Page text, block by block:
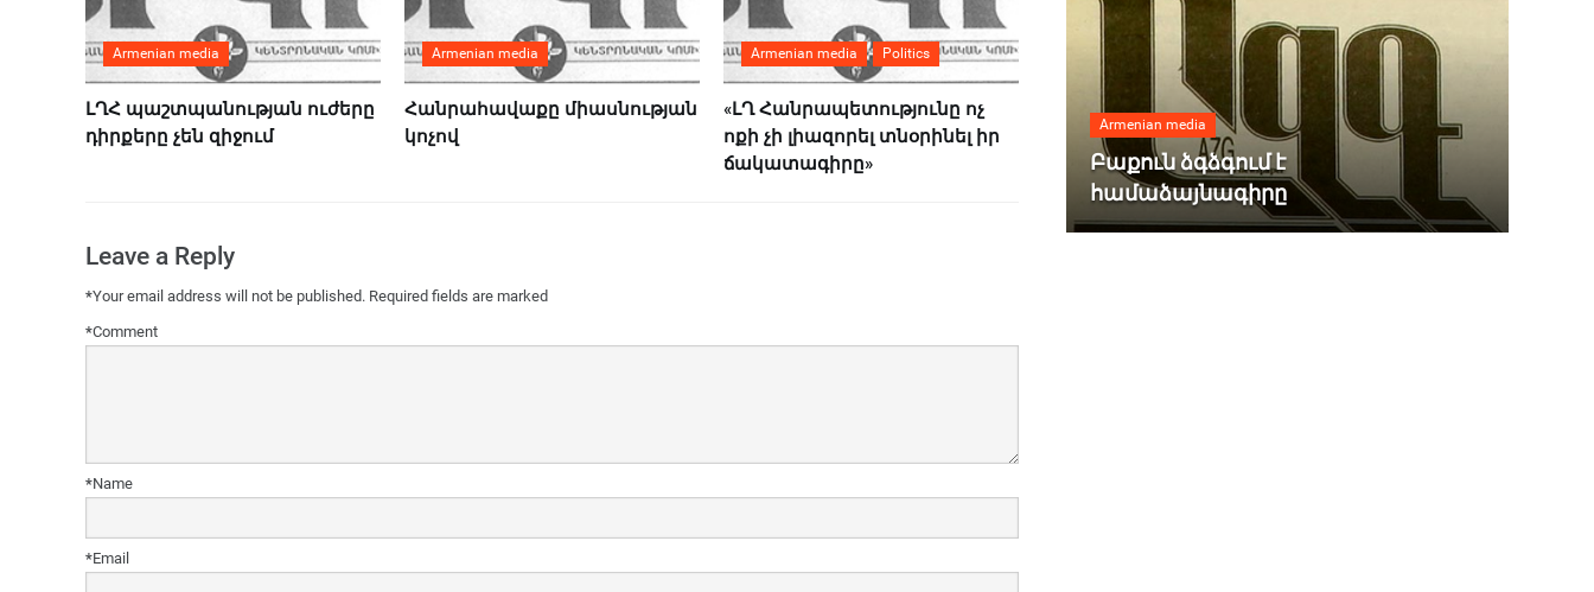
Armenian media
ԼՂՀ պաշտպանության ուժերը
դիրքերը չեն զիջում
Armenian media
Հանրահավաքը միասնության
կոչով
Armenian media Politics
«ԼՂ Հանրապետությունը ոչ
ոքի չի լիազորել տնօրինել իր
ճակատագիրը»
Leave a Reply
Your email address will not be published. Required fields are marked
*
Comment
*
Name
*
Email
*
Armenian media
Բաքուն ձգձգում է
համաձայնագիրը